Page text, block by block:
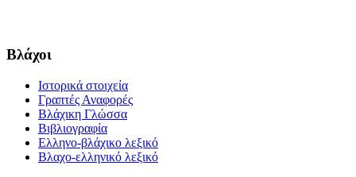
Βλάχοι
Ιστορικά στοιχεία
Γραπτές Αναφορές
Βλάχικη Γλώσσα
Βιβλιογραφία
Ελληνο-βλάχικο λεξικό
Βλαχο-ελληνικό λεξικό